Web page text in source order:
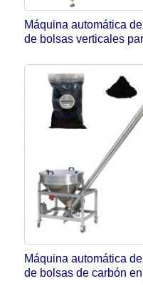
Máquina automática
de bolsas verticales
Máquina automática
de bolsas de carbón